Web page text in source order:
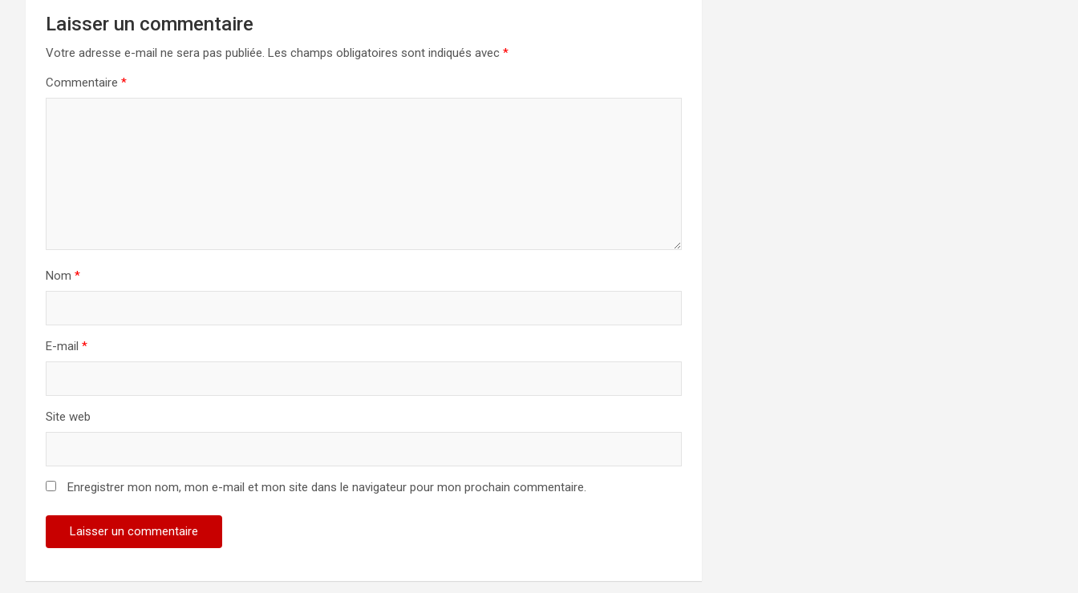
Laisser un commentaire
Votre adresse e-mail ne sera pas publiée. Les champs obligatoires sont indiqués avec *
Commentaire *
Nom *
E-mail *
Site web
Enregistrer mon nom, mon e-mail et mon site dans le navigateur pour mon prochain commentaire.